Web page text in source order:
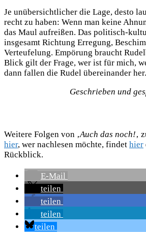
Je unübersichtlicher die Lage, desto
recht zu haben: Wenn man keine
das Maul aufreißen. Das politisch-
insgesamt Richtung Erregung,
Verteufelung. Empörung braucht
Blick gilt der Frage, wer ist für mich,
dann fallen die Rudel übereinander her.
Geschrieben und
Weitere Folgen von ‚Auch das noch!‚
hier, wer nachlesen möchte, findet hier
Rückblick.
E-Mail
teilen
teilen
teilen
teilen